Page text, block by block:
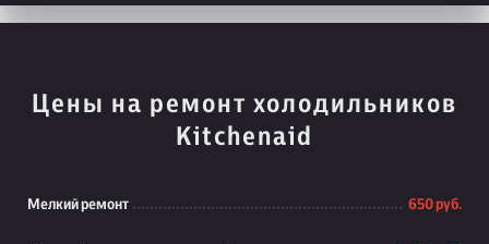
Цены на ремонт холодильников
Kitchenaid
Мелкий ремонт 650 руб.